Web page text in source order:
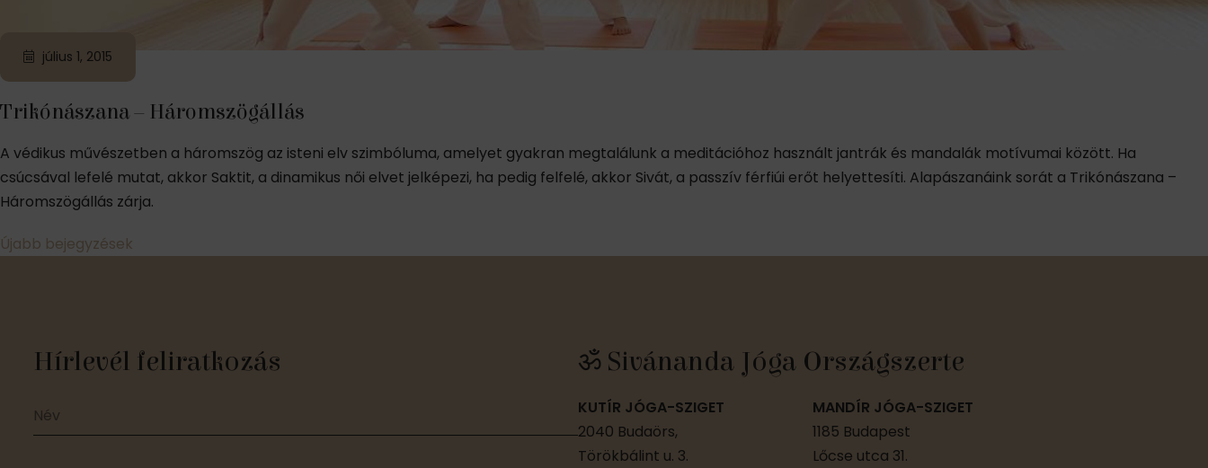
július 1, 2015
Trikónászana – Háromszögállás
A védikus művészetben a háromszög az isteni elv szimbóluma, amelyet gyakran megtalálunk a meditációhoz használt jantrák és mandalák motívumai között. Ha
csúcsával lefelé mutat, akkor Saktit, a dinamikus női elvet jelképezi, ha pedig felfelé, akkor Sivát, a passzív férfiúi erőt helyettesíti. Alapászanáink sorát a Trikónászana –
Háromszögállás zárja.
Bejegyzés
Újabb bejegyzések
Hírlevél feliratkozás ॐ Sivánanda Jóga Országszerte
KUTÍR JÓGA-SZIGET
2040 Budaörs,
Törökbálint u. 3.
MANDÍR JÓGA-SZIGET
1185 Budapest
Lőcse utca 31.